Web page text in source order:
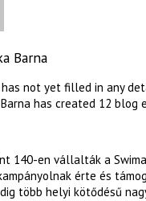
Barna
not yet filled in any
has created 12 blog
140-en vállalták a
érte és
több helyi kötődésű